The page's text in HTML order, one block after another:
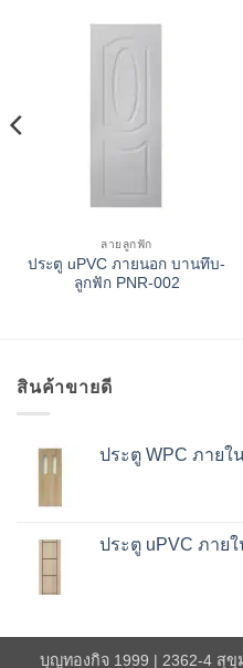
ลายลูกฟัก
ประตู uPVC ภายนอก บานทึบ-
ลูกฟัก PNR-002
สินค้าขายดี
ประตู WPC ภายใ
ประตู uPVC ภาย
บุญทองกิจ 1999 | 2362-4 สุ